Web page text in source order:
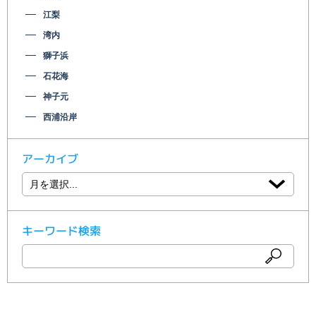
江梨
湾内
獅子浜
石花海
神子元
西浦沿岸
アーカイブ
キーワード検索